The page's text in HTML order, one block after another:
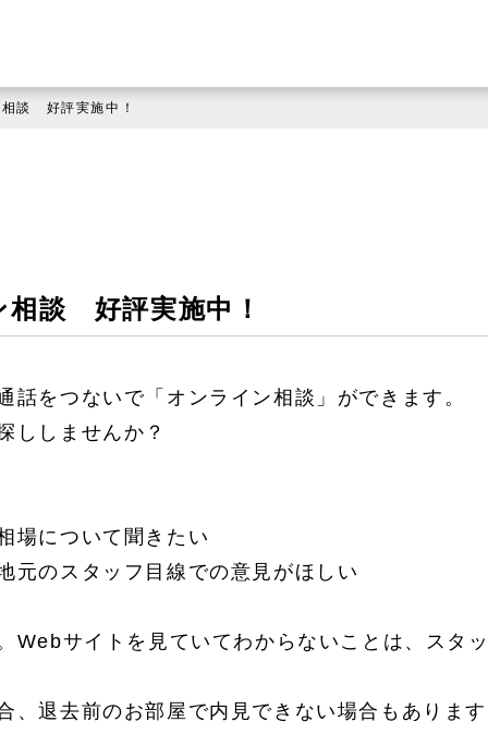
相談 好評実施中！
相談 好評実施中！
話をつないで「オンライン相談」ができます。
ししませんか？
場について聞きたい
元のスタッフ目線での意見がほしい
Webサイトを見ていてわからないことは、スタ
、退去前のお部屋で内見できない場合もありま